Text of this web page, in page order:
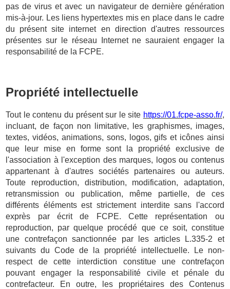
pas de virus et avec un navigateur de dernière génération
mis-à-jour. Les liens hypertextes mis en place dans le cadre
du présent site internet en direction d'autres ressources
présentes sur le réseau Internet ne sauraient engager la
responsabilité de la FCPE.
Propriété intellectuelle
Tout le contenu du présent sur le site https://01.fcpe-asso.fr/,
incluant, de façon non limitative, les graphismes, images,
textes, vidéos, animations, sons, logos, gifs et icônes ainsi
que leur mise en forme sont la propriété exclusive de
l'association à l'exception des marques, logos ou contenus
appartenant à d'autres sociétés partenaires ou auteurs.
Toute reproduction, distribution, modification, adaptation,
retransmission ou publication, même partielle, de ces
différents éléments est strictement interdite sans l'accord
exprès par écrit de FCPE. Cette représentation ou
reproduction, par quelque procédé que ce soit, constitue
une contrefaçon sanctionnée par les articles L.335-2 et
suivants du Code de la propriété intellectuelle. Le non-
respect de cette interdiction constitue une contrefaçon
pouvant engager la responsabilité civile et pénale du
contrefacteur. En outre, les propriétaires des Contenus